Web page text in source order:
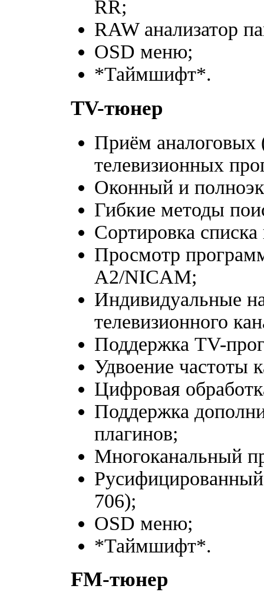
RR;
RAW анализатор
OSD меню;
*Таймшифт*.
TV-тюнер
Приём
телевизионных
Оконный и
Гибкие методы
Сортировка
Просмотр
A2/NICAM;
Индивидуальные
телевизионного
Поддержка TV-
Удвоение частоты
Цифровая
Поддержка
плагинов;
Многоканальный
706);
OSD меню;
*Таймшифт*.
FM-тюнер